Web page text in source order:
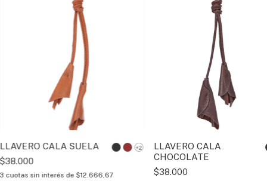
LLAVERO CALA SUELA +2
$38.000
3 cuotas sin interés de $12.666,67
LLAVERO CALA
CHOCOLATE
$38.000